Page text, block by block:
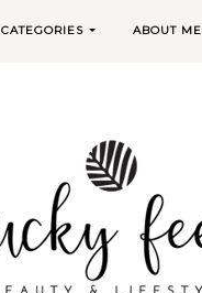
CATEGORIES ABOUT ME